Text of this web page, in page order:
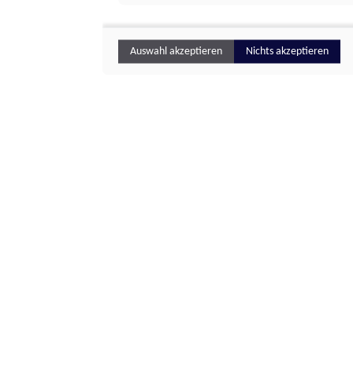
Auswahl akzeptieren Nichts akzeptieren